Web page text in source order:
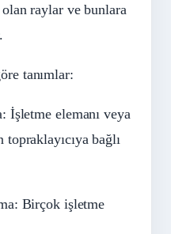
olan raylar ve bunlara
tanımlar:
elemanı veya
bağlı
Birçok işletme